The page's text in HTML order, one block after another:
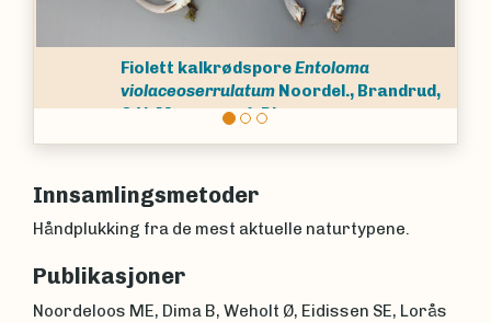
Noordel., Brandrud,
Fiolett kalkrødspore
violaceoserrulatum
O.V. Morozova & Dima
Innsamlingsmetoder
Håndplukking fra de mest aktuelle naturtypene.
Publikasjoner
Noordeloos ME, Dima B, Weholt Ø, Eidissen SE, Lorås